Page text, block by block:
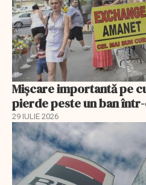
Mișcare importantă pe
pierde peste un ban
29 IULIE 2026